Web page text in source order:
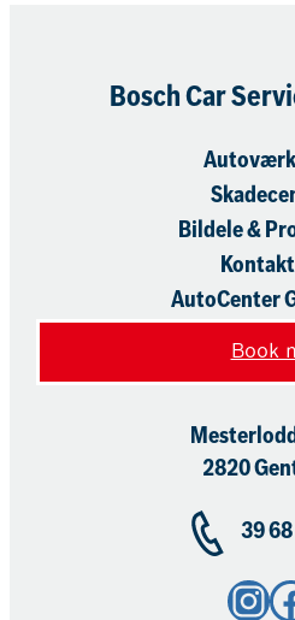
Bosch Car
Bildele &
AutoCenter
Book
2820
39
Instagram Facebook